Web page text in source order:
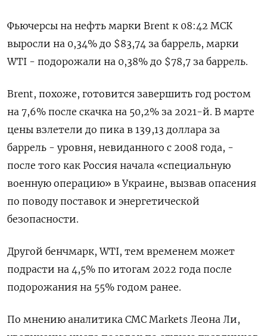
Фьючерсы на нефть марки Brent к 08:42 МСК
выросли на 0,34% до $83,74 за баррель, марки
WTI - подорожали на 0,38% до $78,7 за баррель.
Brent, похоже, готовится завершить год ростом
на 7,6% после скачка на 50,2% за 2021-й. В марте
цены взлетели до пика в 139,13 доллара за
баррель - уровня, невиданного с 2008 года, -
после того как Россия начала «специальную
военную операцию» в Украине, вызвав опасения
по поводу поставок и энергетической
безопасности.
Другой бенчмарк, WTI, тем временем может
подрасти на 4,5% по итогам 2022 года после
подорожания на 55% годом ранее.
По мнению аналитика CMC Markets Леона Ли,